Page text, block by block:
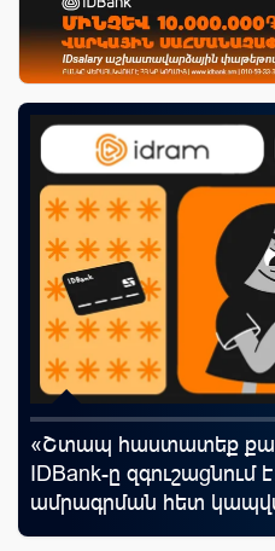
«Շտապ հաստատեք
IDBank-ը զգուշացնում
ամրագրման հետ
զեղծարարությունների